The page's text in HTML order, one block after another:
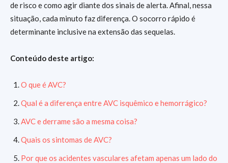
de risco e como agir diante dos sinais de alerta. Afinal, nessa
situação, cada minuto faz diferença. O socorro rápido é
determinante inclusive na extensão das sequelas.
Conteúdo deste artigo:
O que é AVC?
Qual é a diferença entre AVC isquêmico e hemorrágico?
AVC e derrame são a mesma coisa?
Quais os sintomas de AVC?
Por que os acidentes vasculares afetam apenas um lado do